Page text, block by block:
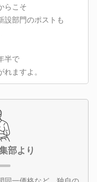
らこそ
設部門のポストも
半で
ますよ。
部より